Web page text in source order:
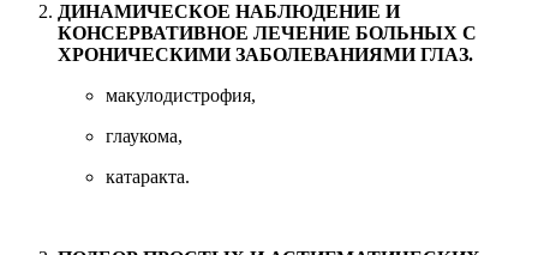
ДИНАМИЧЕСКОЕ НАБЛЮДЕНИЕ И
КОНСЕРВАТИВНОЕ ЛЕЧЕНИЕ БОЛЬНЫХ С
ХРОНИЧЕСКИМИ ЗАБОЛЕВАНИЯМИ ГЛАЗ.
макулодистрофия,
глаукома,
катаракта.